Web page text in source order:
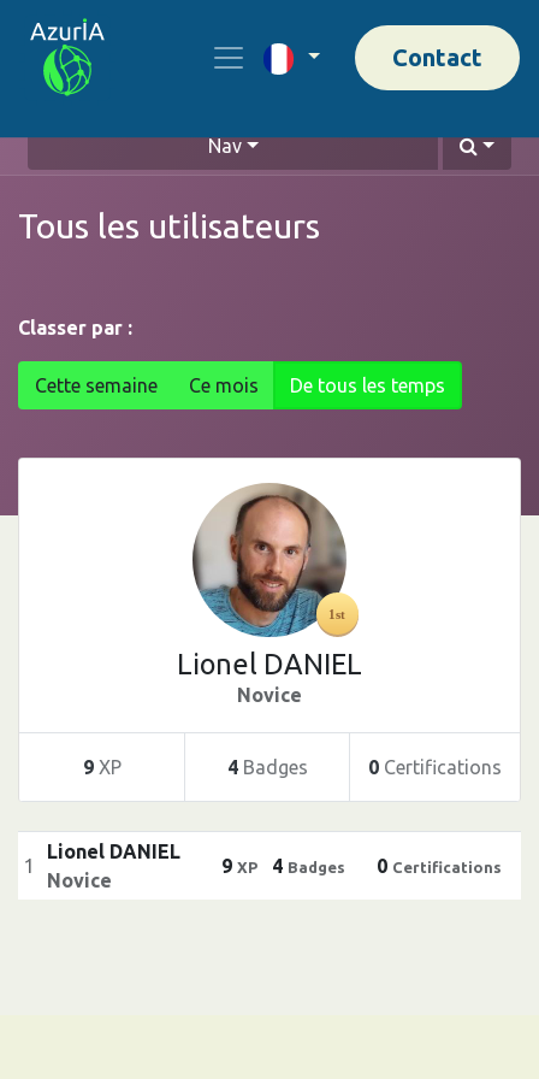
Contact
Nav
Tous les utilisateurs
Classer par :
Cette semaine Ce mois De tous les temps
Lionel DANIEL
Novice
9 XP 4 Badges 0 Certifications
1
Lionel DANIEL
Novice
9 XP 4 Badges 0 Certifications